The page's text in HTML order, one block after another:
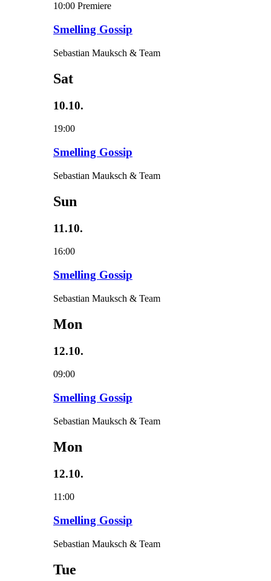
10:00 Premiere
Smelling Gossip
Sebastian Mauksch & Team
Sat
10.10.
19:00
Smelling Gossip
Sebastian Mauksch & Team
Sun
11.10.
16:00
Smelling Gossip
Sebastian Mauksch & Team
Mon
12.10.
09:00
Smelling Gossip
Sebastian Mauksch & Team
Mon
12.10.
11:00
Smelling Gossip
Sebastian Mauksch & Team
Tue